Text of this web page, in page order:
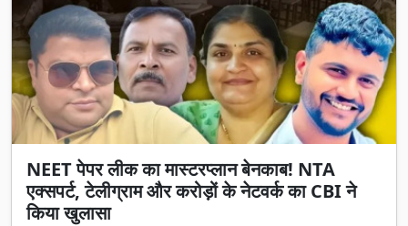
NEET पेपर लीक का मास्टरप्लान बेनकाब! NTA
एक्सपर्ट, टेलीग्राम और करोड़ों के नेटवर्क का CBI ने
किया खुलासा